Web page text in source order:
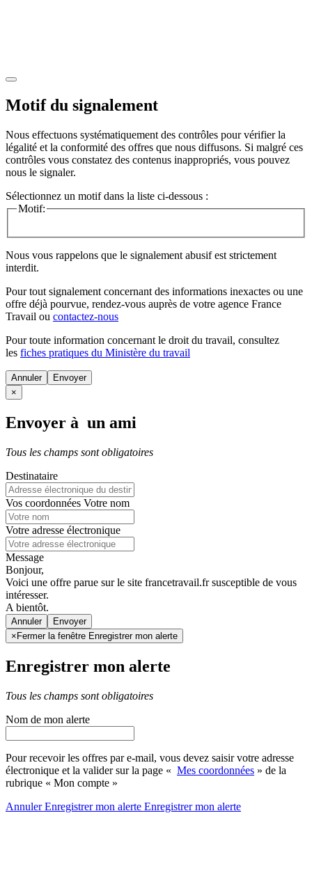
Motif du signalement
Nous effectuons systématiquement des contrôles pour vérifier la
légalité et la conformité des offres que nous diffusons. Si malgré ces
contrôles vous constatez des contenus inappropriés, vous pouvez
nous le signaler.
Sélectionnez un motif dans la liste ci-dessous :
Motif:
Nous vous rappelons que le signalement abusif est strictement
interdit.
Pour tout signalement concernant des informations inexactes ou une
offre déjà pourvue, rendez-vous auprès de votre agence France
Travail ou contactez-nous
Pour toute information concernant le droit du travail, consultez
les fiches pratiques du Ministère du travail
Annuler
×
Envoyer à un ami
Tous les champs sont obligatoires
Destinataire
Vos coordonnées Votre nom
Votre adresse électronique
Message
Bonjour,
Voici une offre parue sur le site francetravail.fr susceptible de vous
intéresser.
A bientôt.
Annuler
× Fermer la fenêtre Enregistrer mon alerte
Enregistrer mon alerte
Tous les champs sont obligatoires
Nom de mon alerte
Pour recevoir les offres par e-mail, vous devez saisir votre adresse
électronique et la valider sur la page « Mes coordonnées » de la
rubrique « Mon compte »
AnnulerEnregistrer mon alerte Enregistrermon alerte